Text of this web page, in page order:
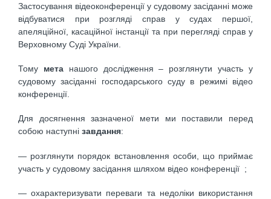
Застосування відеоконференції у судовому засіданні може
відбуватися при розгляді справ у судах першої,
апеляційної, касаційної інстанції та при перегляді справ у
Верховному Суді України.
Тому метанашого дослідження – розглянути участь у
судовому засіданні господарського суду в режимі відео
конференції.
Для досягнення зазначеної мети ми поставили перед
собою наступні завдання:
— розглянути порядок встановлення особи, що приймає
участь у судовому засідання шляхом відео конференції ;
— охарактеризувати переваги та недоліки використання